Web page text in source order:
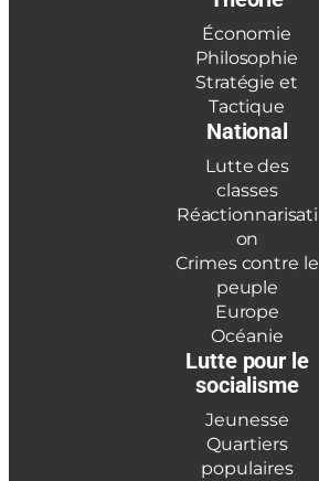
Économie
Philosophie
Stratégie et
Tactique
National
Lutte des
classes
Réactionnarisati
on
Crimes contre le
peuple
Europe
Océanie
Lutte pour le
socialisme
Jeunesse
Quartiers
populaires